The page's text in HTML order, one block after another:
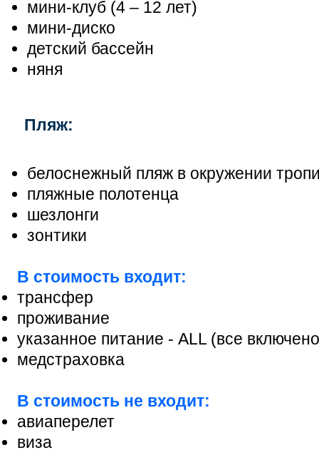
мини-клуб (4 – 12 лет)
мини-диско
детский бассейн
няня
Пляж:
белоснежный пляж в окружении
пляжные полотенца
шезлонги
зонтики
В стоимость входит:
трансфер
проживание
указанное питание - ALL (все
медстраховка
В стоимость не входит:
авиаперелет
виза